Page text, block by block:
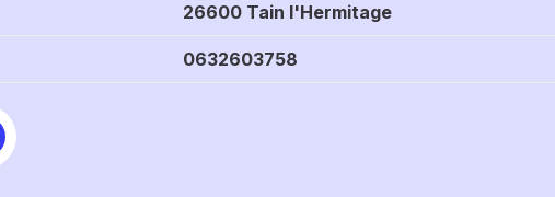
26600 Tain l'Hermitage
0632603758